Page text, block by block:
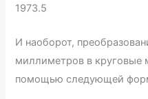
1973.5
И наоборот,
миллиметров в
помощью следующей